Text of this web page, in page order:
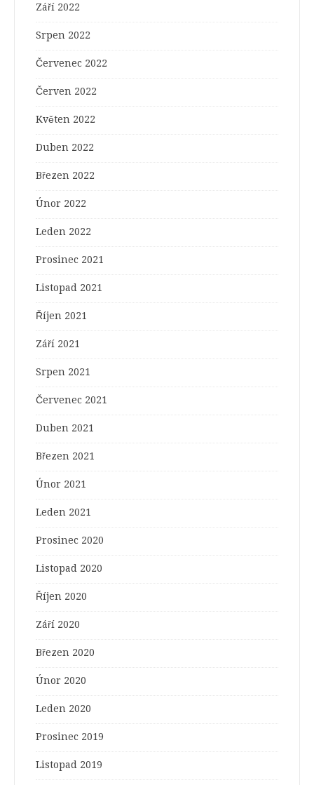
Září 2022
Srpen 2022
Červenec 2022
Červen 2022
Květen 2022
Duben 2022
Březen 2022
Únor 2022
Leden 2022
Prosinec 2021
Listopad 2021
Říjen 2021
Září 2021
Srpen 2021
Červenec 2021
Duben 2021
Březen 2021
Únor 2021
Leden 2021
Prosinec 2020
Listopad 2020
Říjen 2020
Září 2020
Březen 2020
Únor 2020
Leden 2020
Prosinec 2019
Listopad 2019